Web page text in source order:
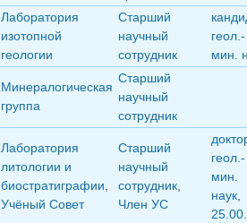
Лаборатория
изотопной
геологии
Старший
научный
сотрудник
геол.-
мин.
Минералогическая
группа
Старший
научный
сотрудник
Лаборатория
литологии и
биостратиграфии,
Учёный Совет
Старший
научный
сотрудник,
Член УС
геол.-
мин.
наук,